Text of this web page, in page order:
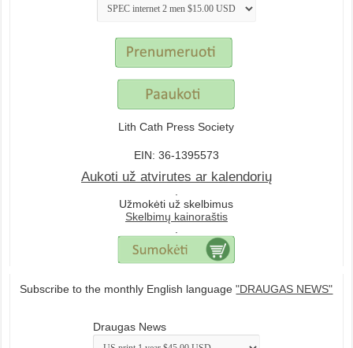
Lith Cath Press Society
EIN: 36-1395573
Aukoti už atvirutes ar kalendorių
Užmokėti už skelbimus
Skelbimų kainoraštis
Subscribe to the monthly English language"DRAUGAS NEWS"
Draugas News